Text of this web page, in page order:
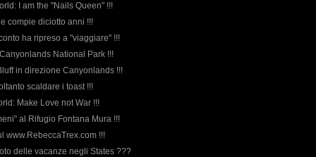
I am the "Nails Queen" !!!
compie diciotto anni !!!
ha ripreso a "viaggiare" !!!
National Park !!!
in direzione Canyonlands !!!
scaldare i toast !!!
Make Love not War !!!
al Rifugio Fontana Mura !!!
www.RebeccaTrex.com !!!
delle vacanze negli States ???